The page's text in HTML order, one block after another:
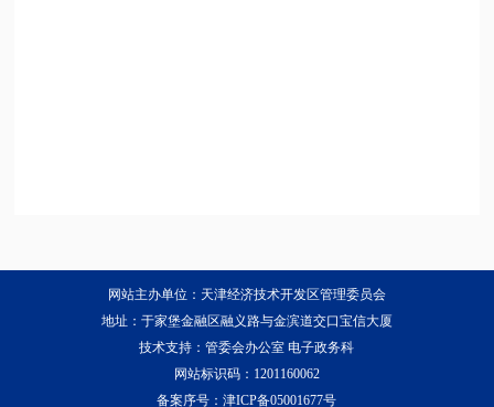
网站主办单位：天津经济技术开发区管理委员会
地址：于家堡金融区融义路与金滨道交口宝信大厦
技术支持：管委会办公室 电子政务科
网站标识码：1201160062
备案序号：津ICP备05001677号